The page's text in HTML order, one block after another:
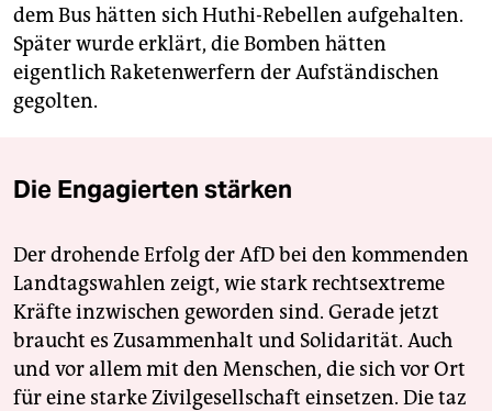
dem Bus hätten sich Huthi-Rebellen aufgehalten.
Später wurde erklärt, die Bomben hätten
eigentlich Raketenwerfern der Aufständischen
gegolten.
Die Engagierten stärken
Der drohende Erfolg der AfD bei den kommenden
Landtagswahlen zeigt, wie stark rechtsextreme
Kräfte inzwischen geworden sind. Gerade jetzt
braucht es Zusammenhalt und Solidarität. Auch
und vor allem mit den Menschen, die sich vor Ort
für eine starke Zivilgesellschaft einsetzen. Die taz